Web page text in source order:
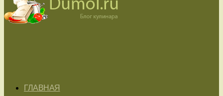
ГЛАВНАЯ